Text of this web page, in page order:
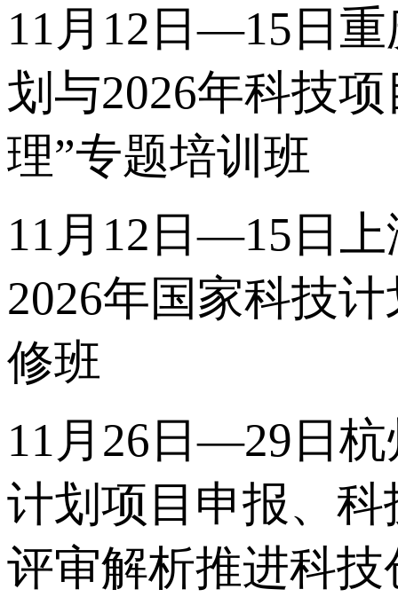
11月12日—15日
划与2026年科技
理”专题培训班
11月12日—15日
2026年国家科技
修班
11月26日—29日
计划项目申报、
评审解析推进科